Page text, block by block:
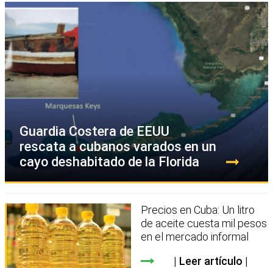
Guardia Costera de EEUU
rescata a cubanos varados en un
cayo deshabitado de la Florida
Precios en Cuba: Un litro
de aceite cuesta mil pesos
en el mercado informal
Leer artículo